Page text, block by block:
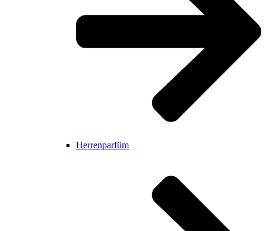
Herrenparfüm